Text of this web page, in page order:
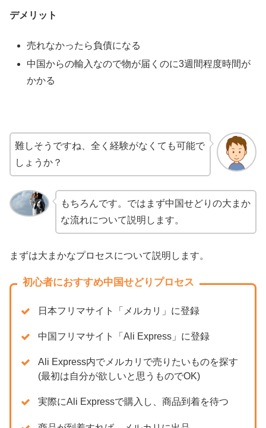
デメリット
売れなかったら負債になる
中国からの輸入なので物が届くのに3週間程度時間が
かかる
難しそうですね、全く経験がなくても可能で
しょうか？
もちろんです。ではまず中国せどりの大まか
な流れについて説明します。
まずは大まかなプロセスについて説明します。
初心者におすすめ中国せどりプロセス
日本フリマサイト「メルカリ」に登録
中国フリマサイト「Ali Express」に登録
Ali Express内でメルカリで売りたいものを探す
(最初は自分が欲しいと思うものでOK)
実際にAli Expressで購入し、商品到着を待つ